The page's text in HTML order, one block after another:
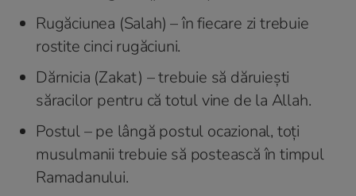
Rugăciunea (Salah) – în fiecare zi trebuie
rostite cinci rugăciuni.
Dărnicia (Zakat) – trebuie să dăruiești
săracilor pentru că totul vine de la Allah.
Postul – pe lângă postul ocazional, toți
musulmanii trebuie să postească în timpul
Ramadanului.